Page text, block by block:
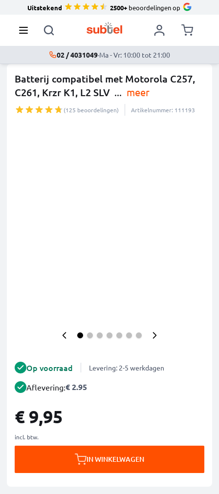
Uitstekend 2500+beoordelingen op
02 / 4031049·Ma - Vr: 10:00 tot 21:00
Batterij compatibel met Motorola C257,
C261, Krzr K1, L2 SLV ... meer
(125 beoordelingen) Artikelnummer: 111193
Op voorraad Levering: 2-5 werkdagen
Aflevering:€ 2.95
€ 9,95
incl. btw.
IN WINKELWAGEN